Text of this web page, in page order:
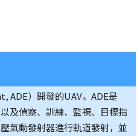
）開發的UAV。ADE是
及偵察、訓練、監視、目標指
氣動發射器進行軌道發射，並